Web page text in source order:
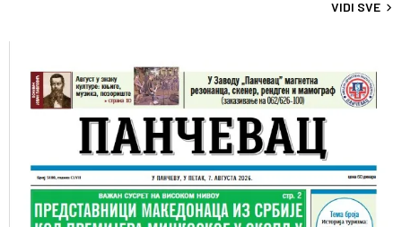
VIDI SVE